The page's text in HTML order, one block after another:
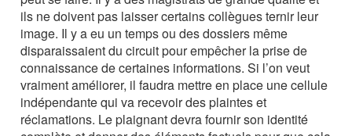
ils ne doivent pas laisser certains collègues ternir leur
image. Il y a eu un temps ou des dossiers même
disparaissaient du circuit pour empêcher la prise de
connaissance de certaines informations. Si l’on veut
vraiment améliorer, il faudra mettre en place une cellule
indépendante qui va recevoir des plaintes et
réclamations. Le plaignant devra fournir son identité